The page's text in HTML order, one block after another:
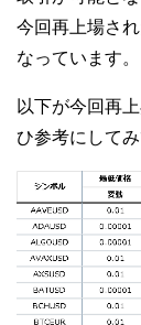
今回再上場さ
なっています。
以下が今回再
ひ参考にしてみ